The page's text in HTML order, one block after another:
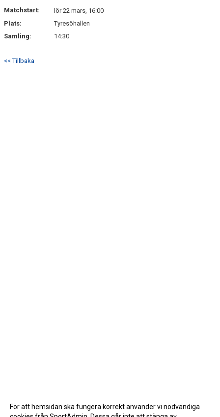
Matchstart:
lör 22 mars, 16:00
Plats:
Tyresöhallen
Samling:
14:30
<< Tillbaka
För att hemsidan ska fungera korrekt använder vi nödvändiga